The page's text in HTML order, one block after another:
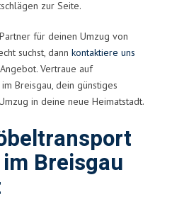
zur Seite.
für deinen Umzug von
suchst, dann kontaktiere uns
Vertraue auf
Breisgau, dein günstiges
in deine neue Heimatstadt.
Breisgau